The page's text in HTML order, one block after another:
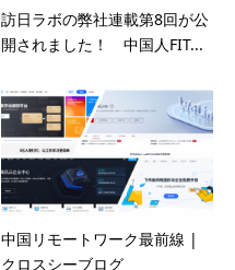
訪日ラボの弊社連載第8回が公
開されました！ 中国人FIT...
中国リモートワーク最前線 |
クロスシーブログ